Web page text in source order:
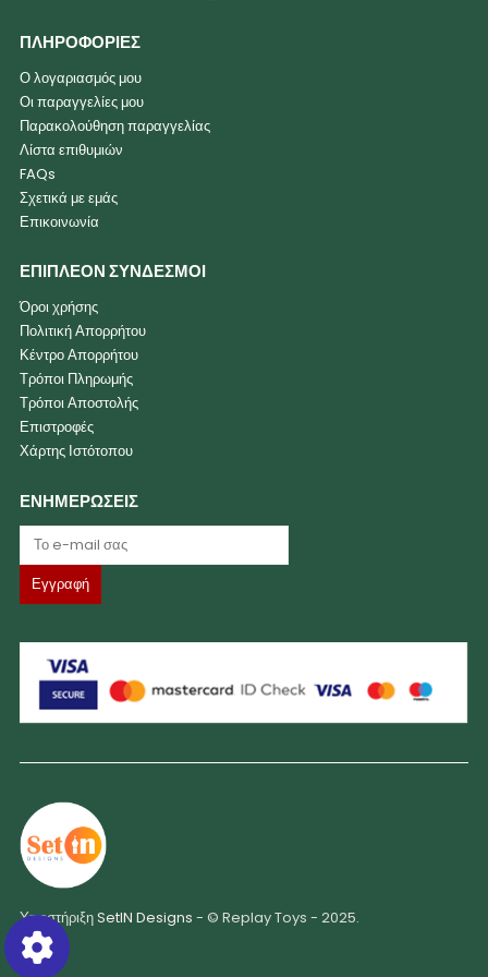
ΠΛΗΡΟΦΟΡΙΕΣ
Ο λογαριασμός μου
Οι παραγγελίες μου
Παρακολούθηση παραγγελίας
Λίστα επιθυμιών
FAQs
Σχετικά με εμάς
Επικοινωνία
ΕΠΙΠΛΕΟΝ ΣΥΝΔΕΣΜΟΙ
Όροι χρήσης
Πολιτική Απορρήτου
Κέντρο Απορρήτου
Τρόποι Πληρωμής
Τρόποι Αποστολής
Επιστροφές
Χάρτης Ιστότοπου
ΕΝΗΜΕΡΩΣΕΙΣ
ΥποστήριξηSetIN Designs - © Replay Toys - 2025.